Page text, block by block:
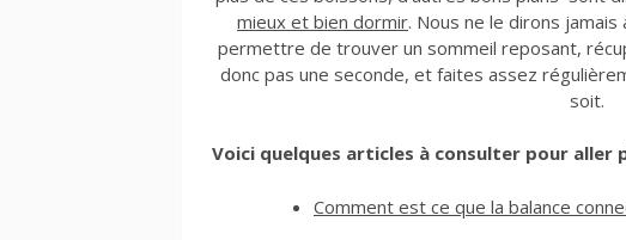
mieux et bien dormir. Nous ne le dirons
permettre de trouver un sommeil reposant,
donc pas une seconde, et faites assez
soit.
Voici quelques articles à consulter pour aller
Comment est ce que la balance